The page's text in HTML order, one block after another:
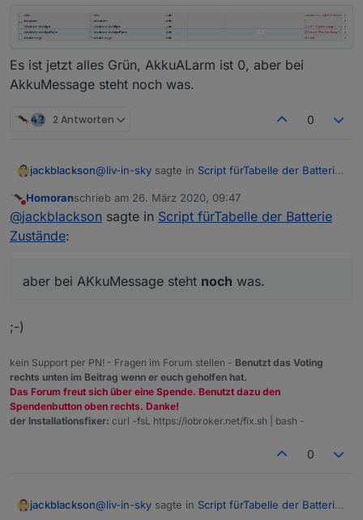
Es ist jetzt alles Grün, AkkuALarm ist 0, aber bei
AkkuMessage steht noch was.
2 Antworten 0
jackblackson@liv-in-sky sagte in Script fürTabelle der Batterie
@jackblacksonder einfachheit halber würde
Nur das hier ist interessant:
Nicht stören
Homoranschrieb am 26. März 2020, 09:47
zuletzt editiert von
@jackblackson sagte in Script fürTabelle der Batterie
Zustände:
aber bei AKkuMessage steht noch was.
;-)
kein Support per PN! - Fragen im Forum stellen - Benutzt das Voting
rechts unten im Beitrag wenn er euch geholfen hat.
Das Forum freut sich über eine Spende. Benutzt dazu den
Spendenbutton oben rechts. Danke!
der Installationsfixer: curl -fsL https://iobroker.net/fix.sh | bash -
0
jackblackson@liv-in-sky sagte in Script fürTabelle der Batterie